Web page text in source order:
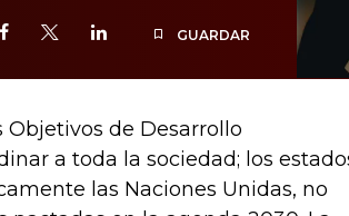
GUARDAR
Objetivos de Desarrollo
a toda la sociedad; los
las Naciones Unidas, no